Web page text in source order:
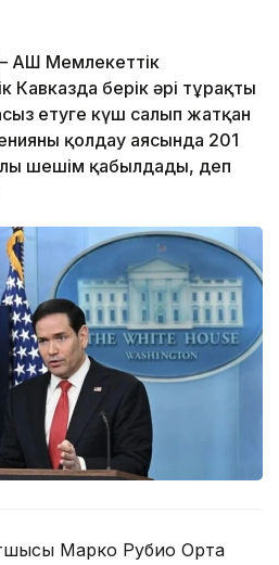
АҚШ Мемлекеттік
Кавказда берік әрі тұрақты
етуге күш салып жатқан
қолдау аясында 201
шешім қабылдады, деп
Марко Рубио Орта